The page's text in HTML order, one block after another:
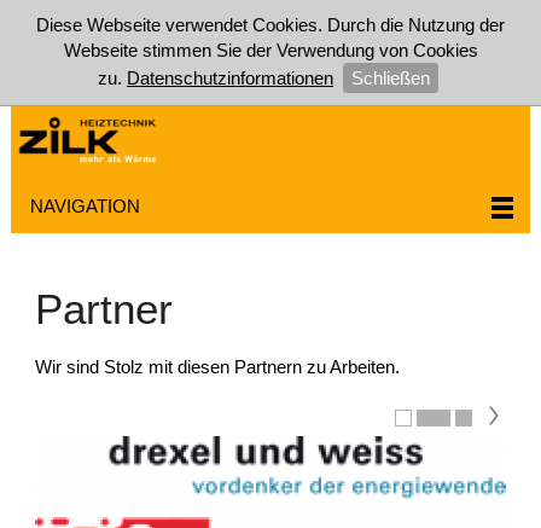
Diese Webseite verwendet Cookies. Durch die Nutzung der
Webseite stimmen Sie der Verwendung von Cookies
zu. Datenschutzinformationen Schließen
NAVIGATION
Partner
Wir sind Stolz mit diesen Partnern zu Arbeiten.